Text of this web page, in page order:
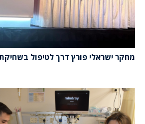
מחקר ישראלי פורץ דרך לטיפול